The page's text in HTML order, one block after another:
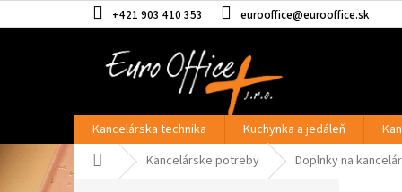
na
+421 903 410 353 eurooffice@eurooffice.sk
Kancelárska technika Kuchynka a jedáleň
DomovKancelárske potreby Doplnky na